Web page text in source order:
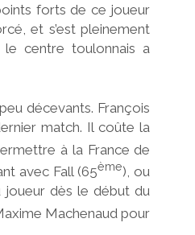
forts de ce joueur
et s’est pleinement
centre toulonnais a
décevants. François
match. Il coûte la
à la France de
avec Fall (65ème), ou
joueur dès le début du
Machenaud pour